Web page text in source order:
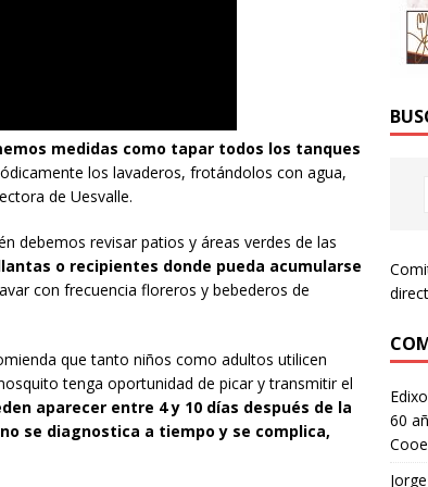
medidas como tapar todos los tanques
los lavaderos, frotándolos con agua,
de Uesvalle.
debemos revisar patios y áreas verdes de las
o recipientes donde pueda acumularse
con frecuencia floreros y bebederos de
que tanto niños como adultos utilicen
tenga oportunidad de picar y transmitir el
aparecer entre 4 y 10 días después de la
se diagnostica a tiempo y se complica,
60